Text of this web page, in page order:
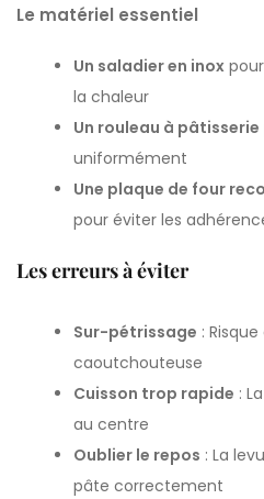
Le matériel essentiel
Un saladier en inox
la chaleur
Un rouleau à pâtisserie
uniformément
Une plaque de four
pour éviter les
Les erreurs à éviter
Sur-pétrissage :
caoutchouteuse
Cuisson trop rapide :
au centre
Oublier le repos : La
pâte correctement